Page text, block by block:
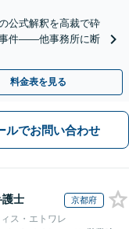
公式解釈を高裁で砕
事件——他事務所に断
料金表を見る
ルでお問い合わせ
護士 京都府
ス・エトワレ